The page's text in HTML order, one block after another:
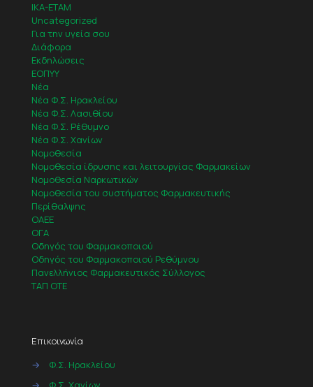
IKA-ETAM
Uncategorized
Για την υγεία σου
Διάφορα
Εκδηλώσεις
ΕΟΠΥΥ
Νέα
Νέα Φ.Σ. Ηρακλείου
Νέα Φ.Σ. Λασιθίου
Νέα Φ.Σ. Ρέθυμνο
Νέα Φ.Σ. Χανίων
Νομοθεσία
Νομοθεσία ίδρυσης και λειτουργίας Φαρμακείων
Νομοθεσία Ναρκωτικών
Νομοθεσία του συστήματος Φαρμακευτικής
Περίθαλψης
ΟΑΕΕ
ΟΓΑ
Οδηγός του Φαρμακοποιού
Οδηγός του Φαρμακοποιού Ρεθύμνου
Πανελλήνιος Φαρμακευτικός Σύλλογος
ΤΑΠ ΟΤΕ
Επικοινωνία
→
Φ.Σ. Ηρακλείου